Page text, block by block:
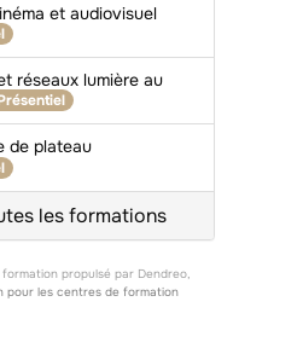
et audiovisuel
réseaux lumière au
de plateau
les formations
propulsé par Dendreo,
pour les centres de formation